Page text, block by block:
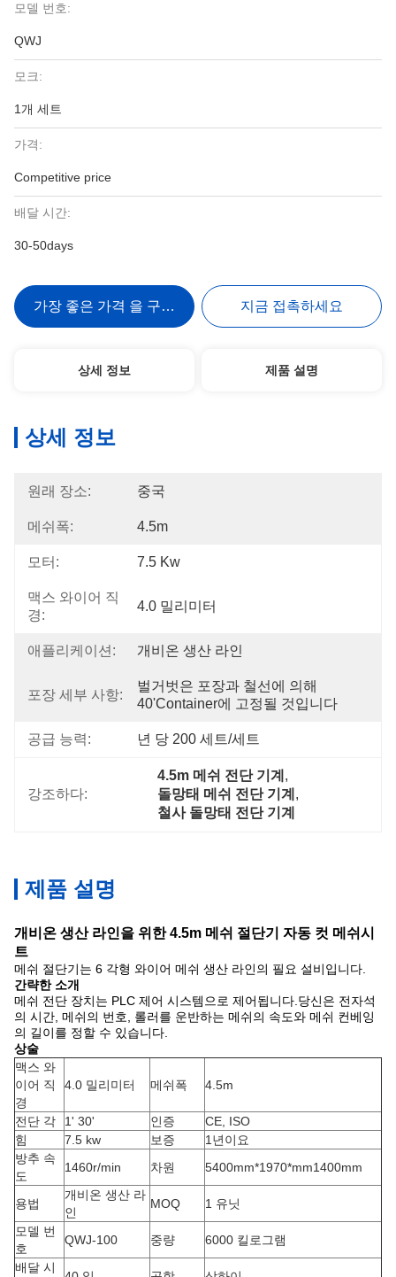
모델 번호:
QWJ
모크:
1개 세트
가격:
Competitive price
배달 시간:
30-50days
가장 좋은 가격 을 구하라 지금 접촉하세요
상세 정보 제품 설명
상세 정보
원래 장소: 중국
메쉬폭: 4.5m
모터: 7.5 Kw
맥스 와이어 직
경:
4.0 밀리미터
애플리케이션: 개비온 생산 라인
포장 세부 사항:
벌거벗은 포장과 철선에 의해
40'container에 고정될 것입니다
공급 능력: 년 당 200 세트/세트
강조하다:
4.5m 메쉬 전단 기계 ,
돌망태 메쉬 전단 기계 ,
철사 돌망태 전단 기계
제품 설명
개비온 생산 라인을 위한 4.5m 메쉬 절단기 자동 컷 메쉬시
트
메쉬 절단기는 6 각형 와이어 메쉬 생산 라인의 필요 설비입니다.
간략한 소개
메쉬 전단 장치는 PLC 제어 시스템으로 제어됩니다.당신은 전자석
의 시간, 메쉬의 번호, 롤러를 운반하는 메쉬의 속도와 메쉬 컨베잉
의 길이를 정할 수 있습니다.
상술
맥스 와
이어 직
경
4.0 밀리미터 메쉬폭 4.5m
전단 각 1' 30' 인증
CE, ISO
힘
7.5 kw 보증
1년이요
방추 속
도
1460r/min 차원 5400mm*1970*mm1400mm
용법
개비온 생산 라
인
MOQ
1 유닛
모델 번
호
QWJ-100 중량
6000 킬로그램
배달 시